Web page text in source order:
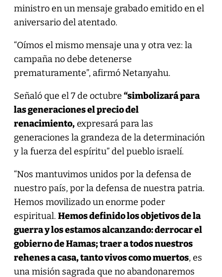
ministro en un mensaje grabado emitido en el
aniversario del atentado.
“Oímos el mismo mensaje una y otra vez: la
campaña no debe detenerse
prematuramente”, afirmó Netanyahu.
Señaló que el 7 de octubre “simbolizará para
las generaciones el precio del
renacimiento,expresará para las
generaciones la grandeza de la determinación
y la fuerza del espíritu” del pueblo israelí.
“Nos mantuvimos unidos por la defensa de
nuestro país, por la defensa de nuestra patria.
Hemos movilizado un enorme poder
espiritual. Hemos definido los objetivos de la
guerra y los estamos alcanzando: derrocar el
gobierno de Hamas; traer a todos nuestros
rehenes a casa, tanto vivos como muertos, es
una misión sagrada que no abandonaremos